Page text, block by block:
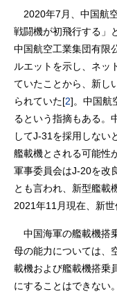
2020年7月、中国航
戦闘機が初飛行する」
中国航空工業集団有限
ルエットを示し、ネッ
ていたことから、新し
られていた[2]。中国航
るという指摘もある。
してJ-31を採用しない
艦載機とされる可能性
軍事委員会はJ-20を改
とも言われ、新型艦載
2021年11月現在、新世
中国海軍の艦載機搭
母の能力については、
載機および艦載機搭乗
にすることはできない